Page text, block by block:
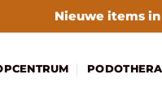
Nieuwe items